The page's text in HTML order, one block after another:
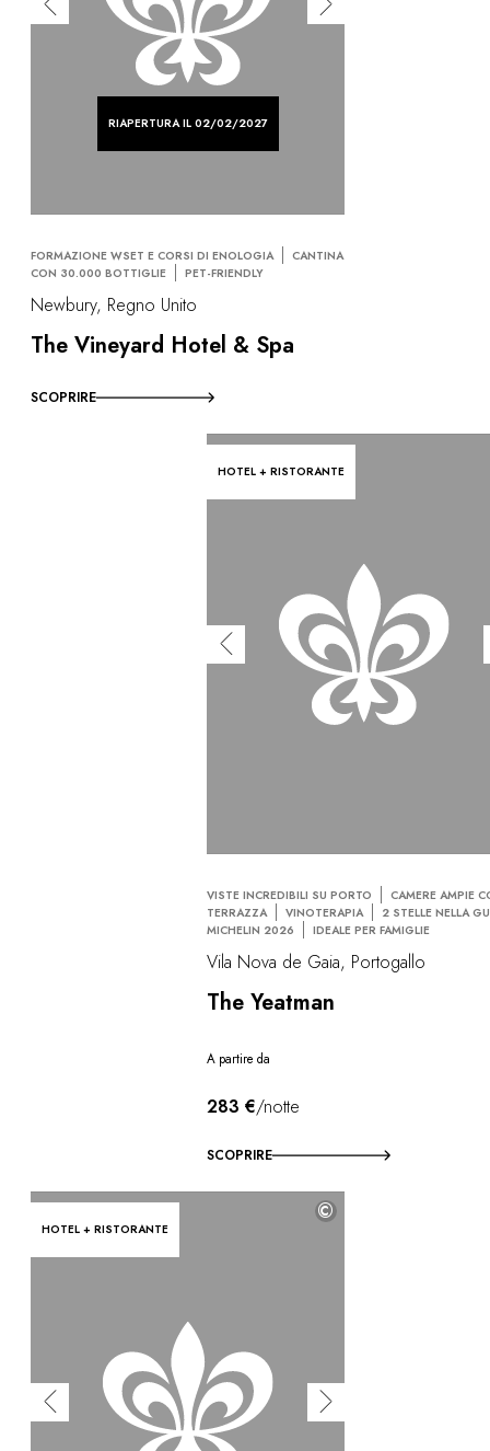
RIAPERTURA IL 02/02/2027
FORMAZIONE WSET E CORSI DI ENOLOGIA
CANTINA
CON 30.000 BOTTIGLIE
PET-FRIENDLY
Newbury, Regno Unito
The Vineyard Hotel & Spa
SCOPRIRE
HOTEL + RISTORANTE
VISTE INCREDIBILI SU PORTO
CAMERE AMPIE
TERRAZZA
VINOTERAPIA
2 STELLE NELLA
MICHELIN 2026
IDEALE PER FAMIGLIE
Vila Nova de Gaia, Portogallo
The Yeatman
A partire da
283 €/notte
SCOPRIRE
HOTEL + RISTORANTE
©